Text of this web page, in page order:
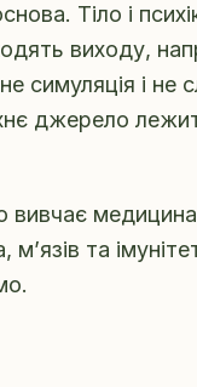
Тіло і
виходу,
симуляція і не
джерело
та